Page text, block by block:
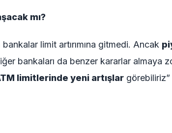
mı?
limit artırımına gitmedi. Ancak
bankaları da benzer kararlar almaya
limitlerinde yeni artışlar